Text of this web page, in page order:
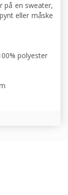
på en sweater,
eller måske
polyester